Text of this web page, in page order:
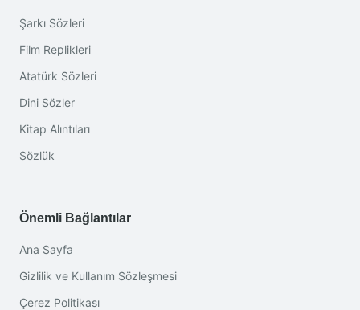
Şarkı Sözleri
Film Replikleri
Atatürk Sözleri
Dini Sözler
Kitap Alıntıları
Sözlük
Önemli Bağlantılar
Ana Sayfa
Gizlilik ve Kullanım Sözleşmesi
Çerez Politikası